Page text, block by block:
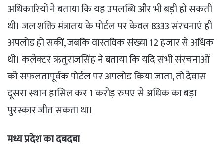
​अधिकारियों ने बताया कि यह उपलब्धि और भी बड़ी हो सकती
थी। जल शक्ति मंत्रालय के पोर्टल पर केवल 8333 संरचनाएं ही
अपलोड हो सकीं, जबकि वास्तविक संख्या 12 हजार से अधिक
थी। कलेक्टर ऋतुराजसिंह ने बताया कि यदि सभी संरचनाओं
को सफलतापूर्वक पोर्टल पर अपलोड किया जाता, तो देवास
दूसरा स्थान हासिल कर 1 करोड़ रुपए से अधिक का बड़ा
पुरस्कार जीत सकता था।
मध्य प्रदेश का दबदबा